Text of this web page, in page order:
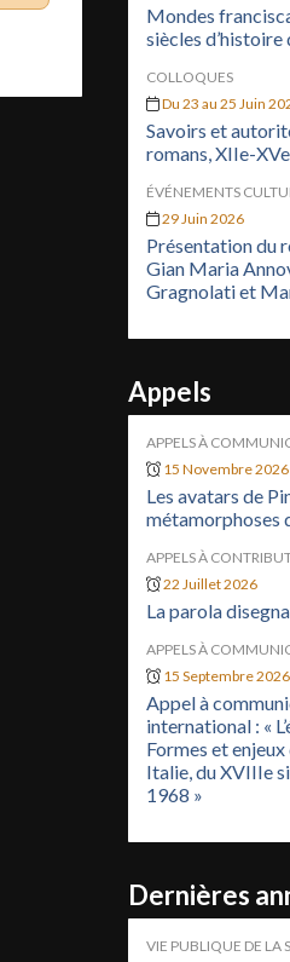
Mondes
siècles d’histoire
COLLOQUES
Du 23 au 25 Juin
Savoirs et
romans, XIIe-
ÉVÉNEMENTS
29 Juin 2026
Présentation du
Gian Maria
Gragnolati et
Appels
APPELS À
15 Novembre 2026
Les avatars de
métamorphoses
APPELS À
22 Juillet 2026
La parola
APPELS À
15 Septembre 2026
Appel à
international : «
Formes et
Italie, du XVIIIe
1968 »
Dernières
VIE PUBLIQUE DE LA